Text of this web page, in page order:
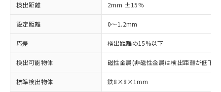
検出距離 2mm ±15%
設定距離 0～1.2mm
応差 検出距離の15%以下
検出可能物体 磁性金属(非磁性金属は検出距離が低下
標準検出物体 鉄8×8×1mm